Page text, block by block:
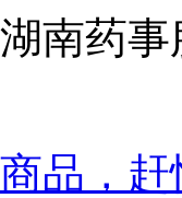
湖南药
品，